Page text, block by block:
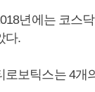
년에는 코스
다.
로보틱스는 4개